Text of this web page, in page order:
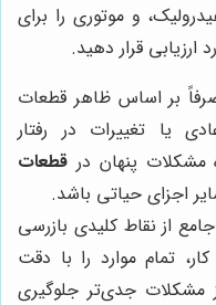
و موتوری را برای
ارزیابی قرار دهید.
بر اساس ظاهر قطعات
یا تغییرات در رفتار
مشکلات پنهان در قطعات
اجزای حیاتی باشد.
از نقاط کلیدی بازرسی
تمام موارد را با دقت
مشکلات جدی‌تر جلوگیری